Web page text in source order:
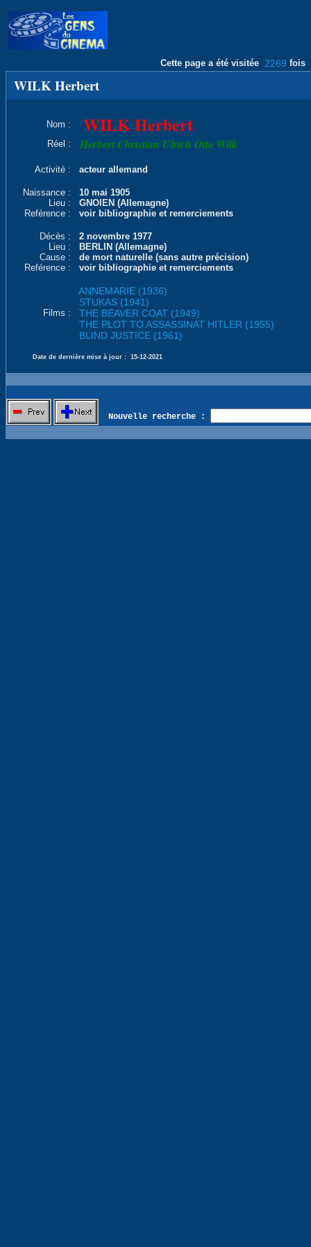
Cette page a été visitée 2269 fois
WILK Herbert
Nom : WILK Herbert
Réel : Herbert Christian Ulrich Otto Wilk
Activité : acteur allemand
Naissance :
10 mai 1905
Lieu :
GNOIEN (Allemagne)
Reférence :
voir bibliographie et remerciements
Décès :
2 novembre 1977
Lieu :
BERLIN (Allemagne)
Cause :
de mort naturelle (sans autre précision)
Reférence :
voir bibliographie et remerciements
Films :
ANNEMARIE (1936)
STUKAS (1941)
THE BEAVER COAT (1949)
THE PLOT TO ASSASSINAT HITLER (1955)
BLIND JUSTICE (1961)
Date de dernière mise à jour : 15-12-2021
Nouvelle recherche :